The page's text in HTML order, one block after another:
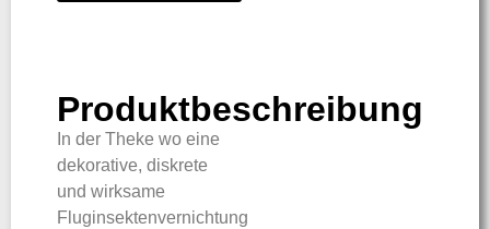
Produktbeschreibung
In der Theke wo eine
dekorative, diskrete
und wirksame
Fluginsektenvernichtung